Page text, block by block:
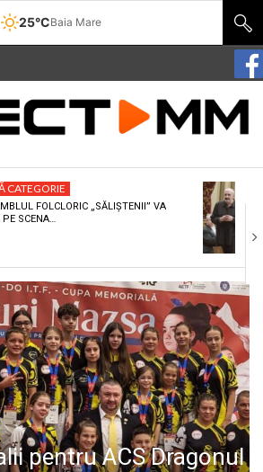
25°CBaia Mare
CATEGORIE
FOLCLORIC „SĂLIȘTENII” VA
PE SCENA…
pentru ACS Dragonul